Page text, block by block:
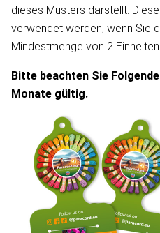
dieses Musters darstellt.
verwendet werden, wenn Sie
Mindestmenge von 2
Bitte beachten Sie
Monate gültig.